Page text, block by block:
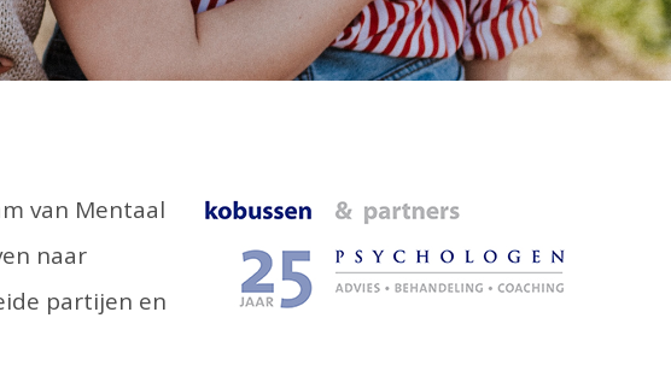
van Mentaal
naar
partijen en